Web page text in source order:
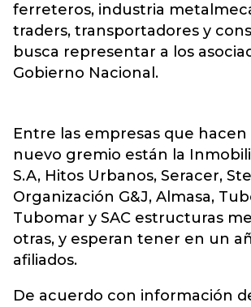
ferreteros, industria
traders, transportadores y
busca representar a los
Gobierno Nacional.
Entre las empresas que hacen
nuevo gremio están la
S.A, Hitos Urbanos, Seracer,
Organización G&J, Almasa,
Tubomar y SAC estructuras
otras, y esperan tener en un
afiliados.
De acuerdo con información